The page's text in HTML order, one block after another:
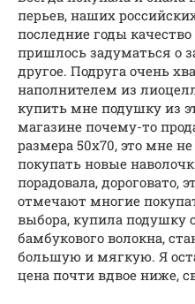
перьев, наших
последние годы качество
пришлось задуматься о
другое. Подруга очень
наполнителем из
купить мне подушку из
магазине почему-то
размера 50х70, это мне
покупать новые
порадовала, дороговато,
отмечают многие
выбора, купила подушку
бамбукового волокна,
большую и мягкую. Я
цена почти вдвое ниже,